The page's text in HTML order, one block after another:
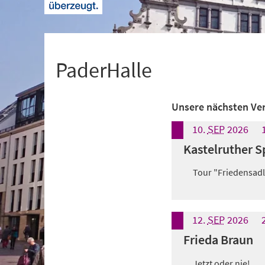
PaderHalle
Unsere nächsten
10. SEP2026
Kastelruther
Tour
12. SEP2026
Frieda Braun